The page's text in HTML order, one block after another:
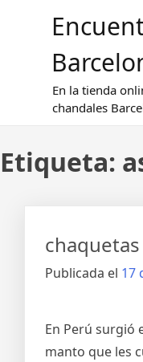
En la tienda
chandales
Etiqueta:
Publicada el 17
En Perú surgió
manto que les